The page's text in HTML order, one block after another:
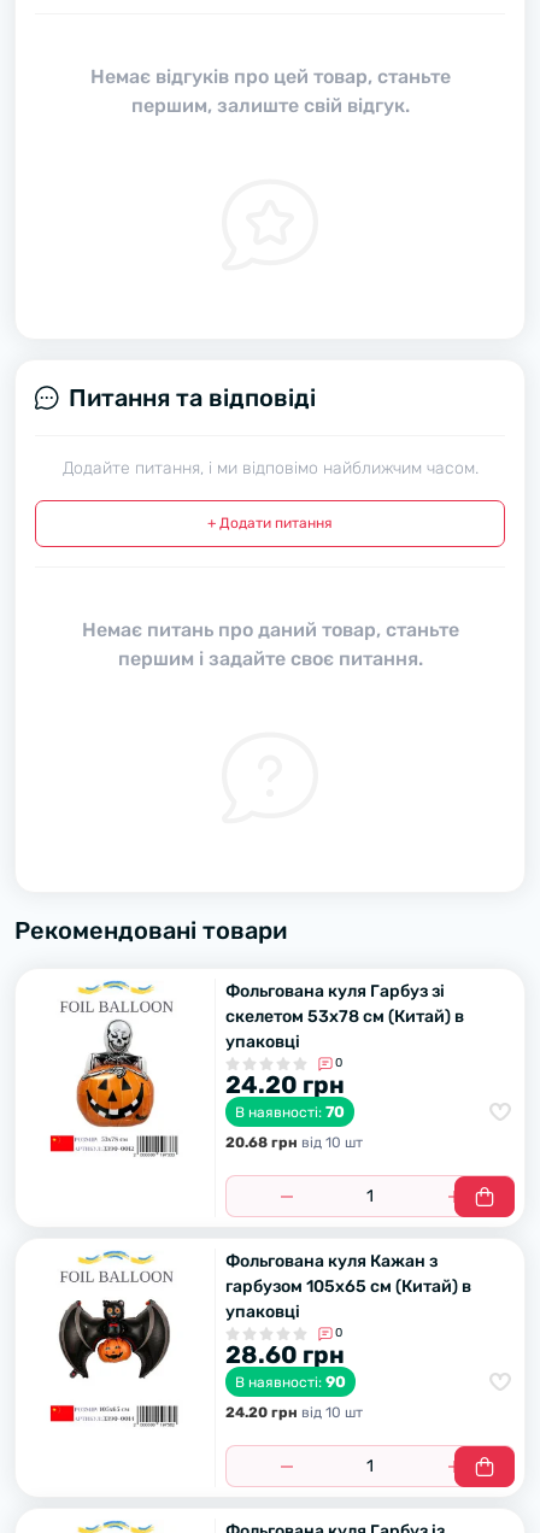
Немає відгуків про цей товар, станьте
першим, залиште свій відгук.
Питання та відповіді
Додайте питання, і ми відповімо найближчим часом.
+ Додати питання
Немає питань про даний товар, станьте
першим і задайте своє питання.
Рекомендовані товари
Фольгована куля Гарбуз зі
скелетом 53х78 см (Китай) в
упаковці
0
24.20 грн
В наявності: 70
20.68 грн вiд 10 шт
Фольгована куля Кажан з
гарбузом 105х65 см (Китай) в
упаковці
0
28.60 грн
В наявності: 90
24.20 грн вiд 10 шт